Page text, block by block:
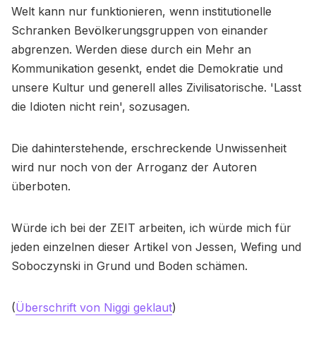
Welt kann nur funktionieren, wenn institutionelle
Schranken Bevölkerungsgruppen von einander
abgrenzen. Werden diese durch ein Mehr an
Kommunikation gesenkt, endet die Demokratie und
unsere Kultur und generell alles Zivilisatorische. 'Lasst
die Idioten nicht rein', sozusagen.
Die dahinterstehende, erschreckende Unwissenheit
wird nur noch von der Arroganz der Autoren
überboten.
Würde ich bei der ZEIT arbeiten, ich würde mich für
jeden einzelnen dieser Artikel von Jessen, Wefing und
Soboczynski in Grund und Boden schämen.
(Überschrift von Niggi geklaut)